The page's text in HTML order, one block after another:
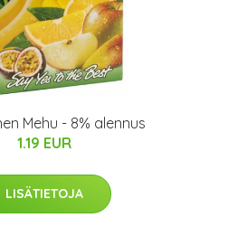
Mehu - 8% alennus
1.19 EUR
LISÄTIETOJA